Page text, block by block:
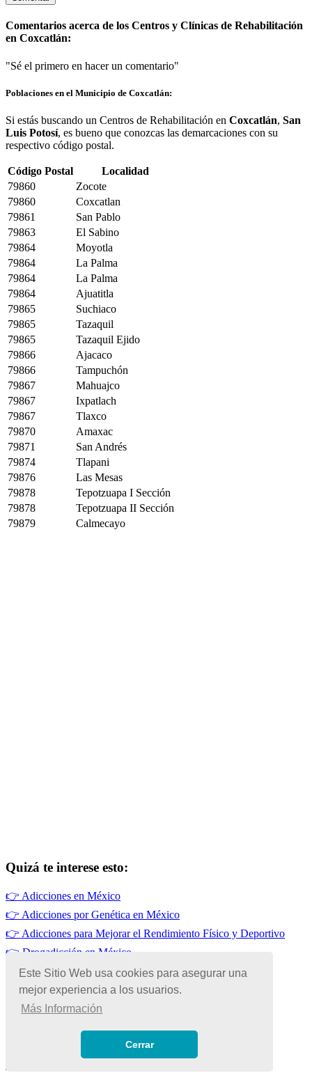
Este Sitio Web usa cookies para asegurar una
mejor experiencia a los usuarios.
Más Información
Cerrar
Comentarios acerca de los Centros y Clínicas de Rehabilitación
en Coxcatlán:
"Sé el primero en hacer un comentario"
Poblaciones en el Municipio de Coxcatlán:
Si estás buscando un Centros de Rehabilitación en Coxcatlán, San
Luis Potosí, es bueno que conozcas las demarcaciones con su
respectivo código postal.
Código Postal
Localidad
79860
Zocote
79860
Coxcatlan
79861
San Pablo
79863
El Sabino
79864
Moyotla
79864
La Palma
79864
La Palma
79864
Ajuatitla
79865
Suchiaco
79865
Tazaquil
79865
Tazaquil Ejido
79866
Ajacaco
79866
Tampuchón
79867
Mahuajco
79867
Ixpatlach
79867
Tlaxco
79870
Amaxac
79871
San Andrés
79874
Tlapani
79876
Las Mesas
79878
Tepotzuapa I Sección
79878
Tepotzuapa II Sección
79879
Calmecayo
Quizá te interese esto:
👉 Adicciones en México
👉 Adicciones por Genética en México
👉 Adicciones para Mejorar el Rendimiento Físico y Deportivo
👉 Drogadicción en México
👉Adicciones por Influencias Familiares en México
👉Adicciones por Falta de Sueño
© Copyright 2026 | Todos los Derechos Reservados